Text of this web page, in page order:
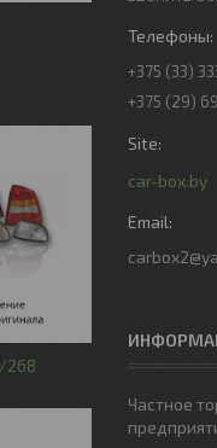
268
+375 (33)
+375 (29)
car-box.by
Частное